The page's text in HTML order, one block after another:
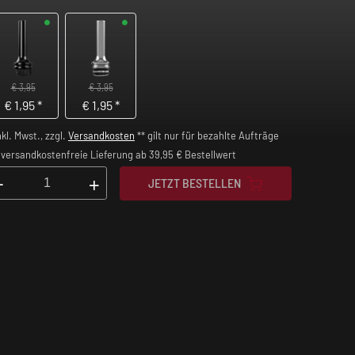
€ 3,95
€ 1,95*
€ 3,95
€ 1,95*
Mwst., zzgl. Versandkosten ** gilt nur für bezahlte Aufträge
versandkostenfreie Lieferung ab 39,95 € Bestellwert
+ JETZT BESTELLEN